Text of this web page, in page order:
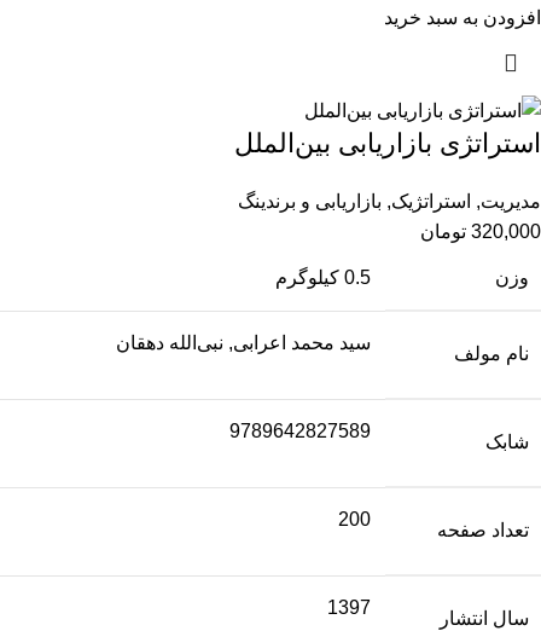
افزودن به سبد خرید
استراتژی بازاریابی بین‌الملل
مدیریت, استراتژیک, بازاریابی و برندینگ
320,000 تومان
وزن 0.5 کیلوگرم
نام مولف
سید محمد اعرابی, نبی‌‌الله دهقان
شابک
9789642827589
تعداد صفحه
200
سال انتشار
1397